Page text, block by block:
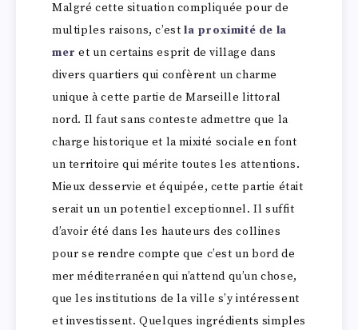
Malgré cette situation compliquée pour de
multiples raisons, c’estla proximité de la
mer et un certains esprit de village dans
divers quartiers qui confèrent un charme
unique à cette partie de Marseille littoral
nord. Il faut sans conteste admettre que la
charge historique et la mixité sociale en font
un territoire qui mérite toutes les attentions.
Mieux desservie et équipée, cette partie était
serait un un potentiel exceptionnel. Il suffit
d’avoir été dans les hauteurs des collines
pour se rendre compte que c’est un bord de
mer méditerranéen qui n’attend qu’un chose,
que les institutions de la ville s’y intéressent
et investissent. Quelques ingrédients simples